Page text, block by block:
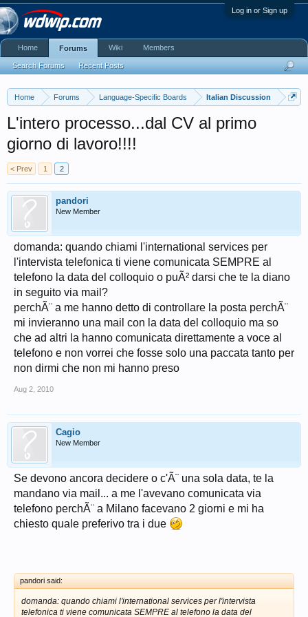
Log in or Sign up
Home Forums Language-Specific Boards Italian Discussion
L'intero processo...dal CV al primo
giorno di lavoro!!!!
< Prev 1 2
pandori
New Member
domanda: quando chiami l'international services per
l'intervista telefonica ti viene comunicata SEMPRE al
telefono la data del colloquio o puÃ² darsi che te la diano
in seguito via mail?
perchÃ¨ a me hanno detto di controllare la posta perchÃ¨
mi invieranno una mail con la data del colloquio ma so
che ad altri la hanno comunicata direttamente a voce al
telefono e non vorrei che fosse solo una paccata tanto per
non dirmi che non mi hanno preso
Aug 2, 2010
Cagio
New Member
Se devono ancora decidere o c'Ã¨ una sola data, te la
mandano via mail... a me l'avevano comunicata via
telefono perchÃ¨ a Milano facevano 2 giorni e mi ha
chiesto quale preferivo tra i due
pandori said:
domanda: quando chiami l'international services per l'intervista
telefonica ti viene comunicata SEMPRE al telefono la data del
Home Forums
Search Forums Recent Posts
Wiki Members